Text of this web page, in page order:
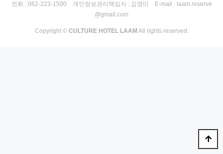
전화 : 062-223-1500 개인정보관리책임자 : 김영미 E-mail : laam.reserve
@gmail.com
Copyright © CULTURE HOTEL LAAM All rights reserved.